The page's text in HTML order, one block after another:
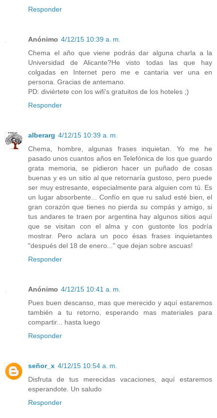
Responder
Anónimo 4/12/15 10:39 a. m.
Chema el año que viene podrás dar alguna charla a la
Universidad de Alicante?He visto todas las que hay
colgadas en Internet pero me e cantaria ver una en
persona. Gracias de antemano.
PD: diviértete con los wifi's gratuitos de los hoteles ;)
Responder
alberarg 4/12/15 10:39 a. m.
Chema, hombre, algunas frases inquietan. Yo me he
pasado unos cuantos años en Telefónica de los que guardo
grata memoria, se pidieron hacer un puñado de cosas
buenas y es un sitio al que retornaría gustoso, pero puede
ser muy estresante, especialmente para alguien com tú. Es
un lugar absorbente... Confío en que ru salud esté bien, el
gran corazón que tienes no pierda su compás y amigo, si
tus andares te traen por argentina hay algunos sitios aquí
que se visitan con el alma y con gustonte los podría
mostrar. Pero aclara un poco ésas frases inquietantes
"después del 18 de enero..." que dejan sobre ascuas!
Responder
Anónimo 4/12/15 10:41 a. m.
Pues buen descanso, mas que merecido y aquí estaremos
también a tu retorno, esperando mas materiales para
compartir... hasta luego
Responder
señor_x 4/12/15 10:54 a. m.
Disfruta de tus merecidas vacaciones, aquí estaremos
esperandote. Un saludo
Responder